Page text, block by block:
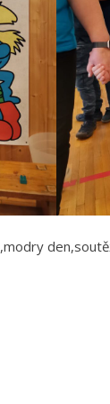
,modry den,